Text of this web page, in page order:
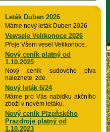
Leták Duben 2026
Máme nový leták Duben 2026
Vewsele Velikonoce 2026
Přeje Všem vesel Velikonoce.
Nový ceník platný od
1.10.2025
Nový ceník sudového piva
naleznete zde.
Nový leták 6/24
Máme pro Vás nabídku akčního
zboží v novém letáku.
Nový ceník Plzeňského
Prazdroje platný od
1.10.2023